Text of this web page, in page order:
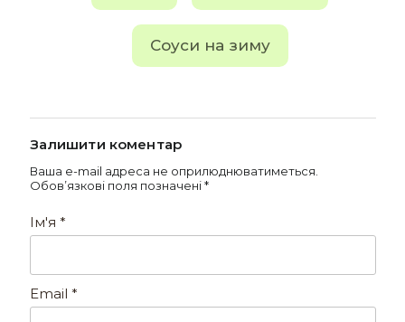
Соуси на зиму
Залишити коментар
Ваша e-mail адреса не оприлюднюватиметься.
Обов’язкові поля позначені*
Ім'я *
Email *